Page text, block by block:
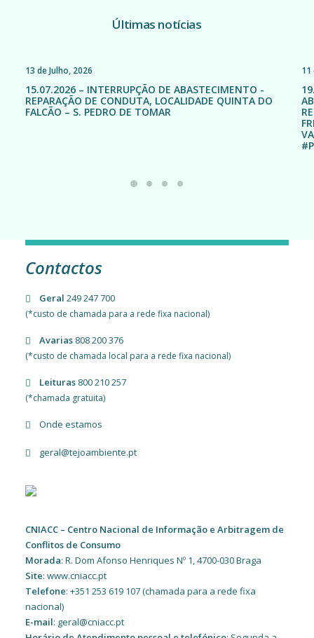
Últimas notícias
13 de Julho, 2026
15.07.2026 – INTERRUPÇÃO DE ABASTECIMENTO -
REPARAÇÃO DE CONDUTA, LOCALIDADE QUINTA DO
FALCÃO – S. PEDRO DE TOMAR
11
Contactos
Geral 249 247 700
(*custo de chamada para a rede fixa nacional)
Avarias808 200 376
(*custo de chamada local para a rede fixa nacional)
Leituras800 210 257
(*chamada gratuita)
Onde estamos
geral@tejoambiente.pt
CNIACC – Centro Nacional de Informação e Arbitragem de
Conflitos de Consumo
Morada: R. Dom Afonso Henriques Nº 1, 4700-030 Braga
Site: www.cniacc.pt
Telefone: +351 253 619 107 (chamada para a rede fixa
nacional)
E-mail: geral@cniacc.pt